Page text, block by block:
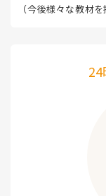
（今後様々な教材を